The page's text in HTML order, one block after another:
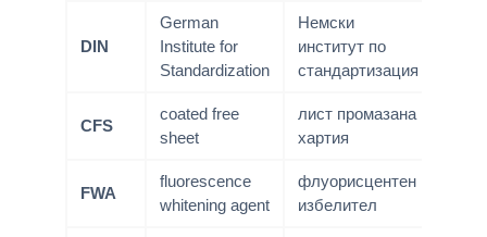
DIN
German
Institute for
Standardization
Немски
институт по
стандартизация
CFS
coated free
sheet
лист промазана
хартия
FWA
fluorescence
whitening agent
флуорисцентен
избелител